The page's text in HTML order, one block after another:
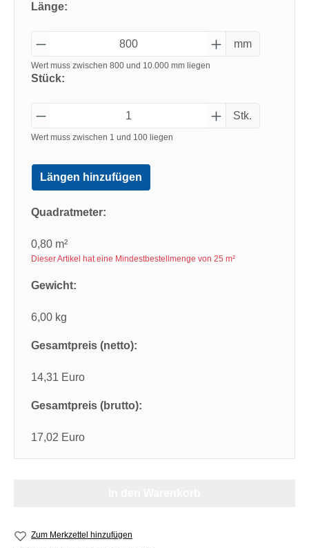
Länge:
mm
Wert muss zwischen 800 und 10.000 mm liegen
Stück:
Stk.
Wert muss zwischen 1 und 100 liegen
Längen hinzufügen
Quadratmeter:
0,80 m²
Dieser Artikel hat eine Mindestbestellmenge von 25 m²
Gewicht:
6,00 kg
Gesamtpreis (netto):
14,31 Euro
Gesamtpreis (brutto):
17,02 Euro
Zum Merkzettel hinzufügen